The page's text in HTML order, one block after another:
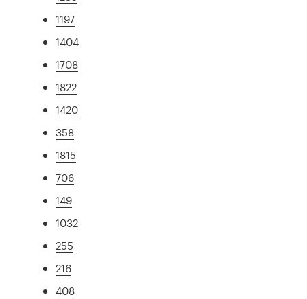
1197
1404
1708
1822
1420
358
1815
706
149
1032
255
216
408